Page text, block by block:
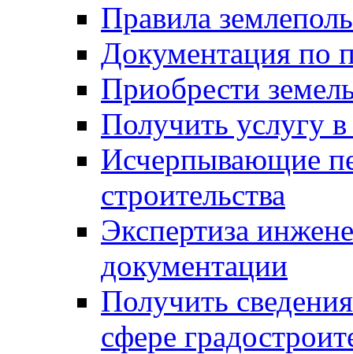
Правила
Документация по
Приобрести
Получить услугу в
Исчерпывающие
строительства
Экспертиза
документации
Получить
сфере